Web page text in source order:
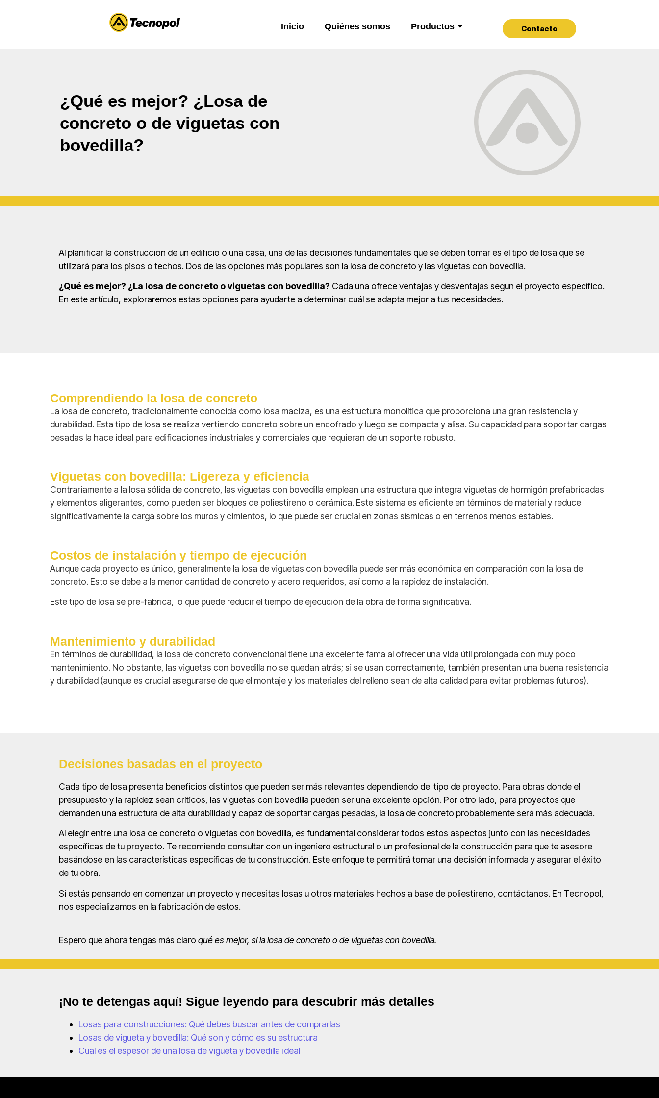
Inicio Quiénes somos Productos Contacto
¿Qué es mejor? ¿Losa de
concreto o de viguetas con
bovedilla?
Al planificar la construcción de un edificio o una casa, una de las decisiones fundamentales que se deben tomar es el tipo de losa que se
utilizará para los pisos o techos. Dos de las opciones más populares son la losa de concreto y las viguetas con bovedilla.
¿Qué es mejor? ¿La losa de concreto o viguetas con bovedilla? Cada una ofrece ventajas y desventajas según el proyecto específico.
En este artículo, exploraremos estas opciones para ayudarte a determinar cuál se adapta mejor a tus necesidades.
Comprendiendo la losa de concreto
La losa de concreto, tradicionalmente conocida como losa maciza, es una estructura monolítica que proporciona una gran resistencia y
durabilidad. Esta tipo de losa se realiza vertiendo concreto sobre un encofrado y luego se compacta y alisa. Su capacidad para soportar cargas
pesadas la hace ideal para edificaciones industriales y comerciales que requieran de un soporte robusto.
Viguetas con bovedilla: Ligereza y eficiencia
Contrariamente a la losa sólida de concreto, las viguetas con bovedilla emplean una estructura que integra viguetas de hormigón prefabricadas
y elementos aligerantes, como pueden ser bloques de poliestireno o cerámica. Este sistema es eficiente en términos de material y reduce
significativamente la carga sobre los muros y cimientos, lo que puede ser crucial en zonas sísmicas o en terrenos menos estables.
Costos de instalación y tiempo de ejecución
Aunque cada proyecto es único, generalmente la losa de viguetas con bovedilla puede ser más económica en comparación con la losa de
concreto. Esto se debe a la menor cantidad de concreto y acero requeridos, así como a la rapidez de instalación.
Este tipo de losa se pre-fabrica, lo que puede reducir el tiempo de ejecución de la obra de forma significativa.
Mantenimiento y durabilidad
En términos de durabilidad, la losa de concreto convencional tiene una excelente fama al ofrecer una vida útil prolongada con muy poco
mantenimiento. No obstante, las viguetas con bovedilla no se quedan atrás; si se usan correctamente, también presentan una buena resistencia
y durabilidad (aunque es crucial asegurarse de que el montaje y los materiales del relleno sean de alta calidad para evitar problemas futuros).
Decisiones basadas en el proyecto
Cada tipo de losa presenta beneficios distintos que pueden ser más relevantes dependiendo del tipo de proyecto. Para obras donde el
presupuesto y la rapidez sean críticos, las viguetas con bovedilla pueden ser una excelente opción. Por otro lado, para proyectos que
demanden una estructura de alta durabilidad y capaz de soportar cargas pesadas, la losa de concreto probablemente será más adecuada.
Al elegir entre una losa de concreto o viguetas con bovedilla, es fundamental considerar todos estos aspectos junto con las necesidades
específicas de tu proyecto. Te recomiendo consultar con un ingeniero estructural o un profesional de la construcción para que te asesore
basándose en las características específicas de tu construcción. Este enfoque te permitirá tomar una decisión informada y asegurar el éxito
de tu obra.
Si estás pensando en comenzar un proyecto y necesitas losas u otros materiales hechos a base de poliestireno, contáctanos. En Tecnopol,
nos especializamos en la fabricación de estos.
Espero que ahora tengas más claro qué es mejor, si la losa de concreto o de viguetas con bovedilla.
¡No te detengas aquí! Sigue leyendo para descubrir más detalles
Losas para construcciones: Qué debes buscar antes de comprarlas
Losas de vigueta y bovedilla: Qué son y cómo es su estructura
Cuál es el espesor de una losa de vigueta y bovedilla ideal